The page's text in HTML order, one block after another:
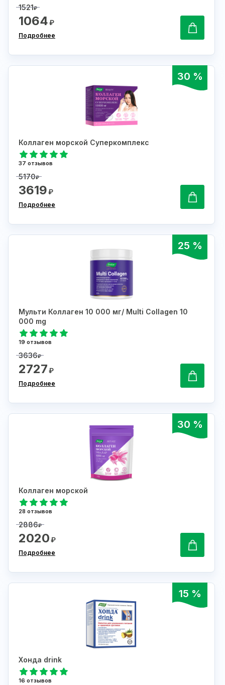
1521₽
1064₽
Подробнее
30 %
Коллаген морской Суперкомплекс
37 отзывов
5170₽
3619₽
Подробнее
25 %
Мульти Коллаген 10 000 мг/ Multi Collagen 10
000 mg
19 отзывов
3636₽
2727₽
Подробнее
30 %
Коллаген морской
28 отзывов
2886₽
2020₽
Подробнее
15 %
Хонда drink
16 отзывов